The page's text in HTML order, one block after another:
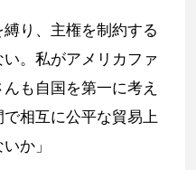
縛り、主権を制約する
。私がアメリカファ
も自国を第一に考え
相互に公平な貿易上
か」